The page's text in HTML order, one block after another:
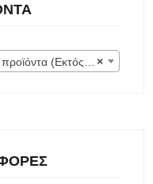
×
(Εκτός) (0)